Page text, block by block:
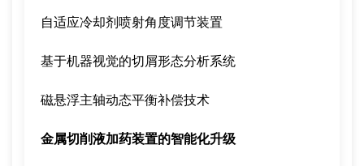
自适应冷却剂喷射角度调节装置
基于机器视觉的切屑形态分析系统
磁悬浮主轴动态平衡补偿技术
金属切削液加药装置的智能化升级